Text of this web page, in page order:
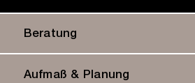
Beratung
Aufmaß & Planung